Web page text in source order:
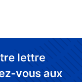
lettre
vous aux